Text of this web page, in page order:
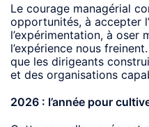
Le courage managérial
opportunités, à accepter
l’expérimentation, à oser
l’expérience nous
que les dirigeants
et des organisations
2026 : l’année pour